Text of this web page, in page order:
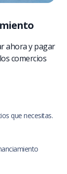
ahora y pagar
comercios
que necesitas.